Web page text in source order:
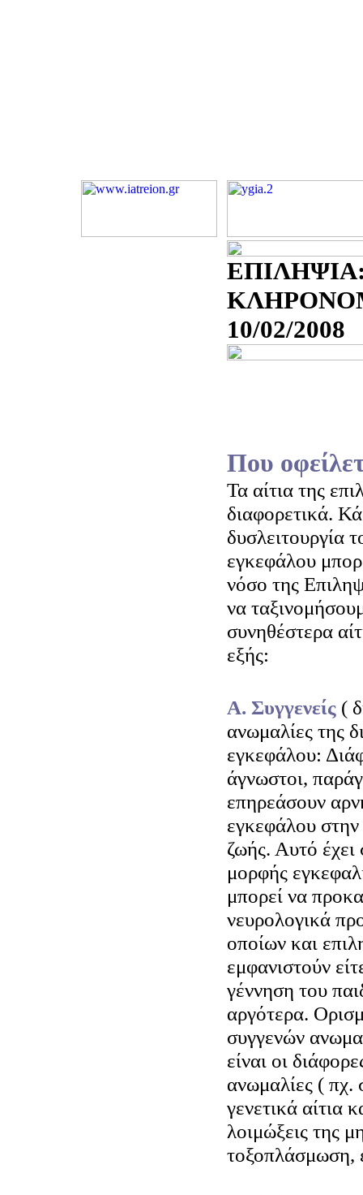
10/02/2008
Που
Τα αίτια της
διαφορετικά.
δυσλειτουργία
εγκεφάλου
νόσο της
να
συνηθέστερα
εξής:
Α. Συγγενείς (
ανωμαλίες της
εγκεφάλου:
άγνωστοι,
επηρεάσουν
εγκεφάλου
ζωής. Αυτό
μορφής
μπορεί να
νευρολογικά
οποίων και
εμφανιστούν
γέννηση του
αργότερα.
συγγενών
είναι οι
ανωμαλίες (
γενετικά αίτια
λοιμώξεις της
τοξοπλάσμωση,